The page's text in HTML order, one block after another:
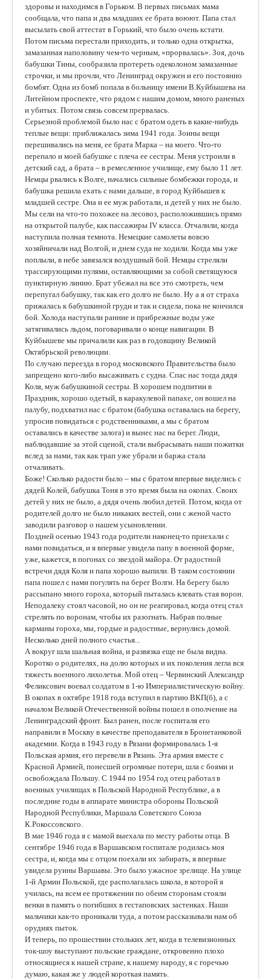
здоровы и находимся в Горьком. В первых письмах мама
сообщала, что папа и два младших ее брата воюют. Папа стал
высылать свой аттестат в Горький, что было очень кстати.
Потом письма перестали приходить, и только одна открытка,
замазанная наполовину чем-то черным, «прорвалась». Зоя, дочь
бабушки Тины, сообразила протереть одеколоном замазанные
строчки, и мы прочли, что Ленинград окружен и его постоянно
бомбят. Одна из бомб попала в больницу имени В.Куйбышева на
Литейном проспекте, что рядом с нашим домом, много раненых
и убитых. Потом связь совсем прервалась.
Серьезной проблемой было нас с братом одеть в какие-нибудь
теплые вещи: приближалась зима 1941 года. Зоины вещи
перешивались на меня, ее брата Марка – на моего. Что-то
перепало и моей бабушке с плеча ее сестры. Меня устроили в
детский сад, а брата – в ремесленное училище, ему было 11 лет.
Немцы рвались к Волге, начались сильные бомбежки города, и
бабушка решила ехать с нами дальше, в город Куйбышев к
младшей сестре. Она и ее муж работали, и детей у них не было.
Мы сели на что-то похожее на лесовоз, расположившись прямо
на открытой палубе, как пассажиры IV класса. Отчалили, когда
наступила полная темнота. Немецкие самолеты вовсю
хозяйничали над Волгой, и днем суда не ходили. Когда мы уже
поплыли, в небе завязался воздушный бой. Немцы стреляли
трассирующими пулями, оставляющими за собой светящуюся
пунктирную линию. Брат убежал на все это смотреть, чем
перепугал бабушку, так как его долго не было. Ну а я от страха
прижалась к бабушкиной груди и так и сидела, пока не кончился
бой. Холода наступали ранние и прибрежные воды уже
затягивались льдом, поговаривали о конце навигации. В
Куйбышеве мы причалили как раз в годовщину Великой
Октябрьской революции.
По случаю переезда в город московского Правительства было
запрещено кого-либо высаживать с судна. Спас нас тогда дядя
Коля, муж бабушкиной сестры. В хорошем подпитии в
Праздник, хорошо одетый, в каракулевой папахе, он вошел на
палубу, подхватил нас с братом (бабушка оставалась на берегу,
упросив повидаться с родственниками, а мы с братом
оставались в качестве залога) и вынес нас на берег. Люди,
наблюдавшие за этой сценой, стали выбрасывать наши пожитки
вслед за нами, так как трап уже убрали и баржа стала
отчаливать.
Боже! Сколько радости было – мы с братом впервые виделись с
дядей Колей, бабушка Тоня в это время была на окопах. Своих
детей у них не было, а дядя очень любил детей. Потом, когда от
родителей долго не было никаких вестей, они с женой часто
заводили разговор о нашем усыновлении.
Поздней осенью 1943 года родители наконец-то приехали с
нами повидаться, и я впервые увидела папу в военной форме,
уже, кажется, в погонах со звездой майора. От радостной
встречи дядя Коля и папа хорошо выпили. В таком состоянии
папа пошел с нами погулять на берег Волги. На берегу было
рассыпано много гороха, который пыталась клевать стая ворон.
Неподалеку стоял часовой, но он не реагировал, когда отец стал
стрелять по воронам, чтобы их разогнать. Набрав полные
карманы гороха, мы, гордые и радостные, вернулись домой.
Несколько дней полного счастья...
А вокруг шла шальная война, и развязка еще не была видна.
Коротко о родителях, на долю которых и их поколения легла вся
тяжесть военного лихолетья. Мой отец – Червинский Александр
Феликсович воевал солдатом в 1-ю Империалистическую войну.
В окопах в октябре 1918 года вступил в партию ВКП(б), а с
началом Великой Отечественной войны пошел в ополчение на
Ленинградский фронт. Был ранен, после госпиталя его
направили в Москву в качестве преподавателя в Бронетанковой
академии. Когда в 1943 году в Рязани формировалась 1-я
Польская армия, его перевели в Рязань. Эта армия вместе с
Красной Армией, понесшей огромные потери, шла с боями и
освобождала Польшу. С 1944 по 1954 год отец работал в
военных училищах в Польской Народной Республике, а в
последние годы в аппарате министра обороны Польской
Народной Республики, Маршала Советского Союза
К.Рокоссовского.
В мае 1946 года я с мамой выехала по месту работы отца. В
сентябре 1946 года в Варшавском госпитале родилась моя
сестра, и, когда мы с отцом поехали их забирать, я впервые
увидела руины Варшавы. Это было ужасное зрелище. На улице
1-й Армии Польской, где располагалась школа, в которой я
училась, на всем ее протяжении по обеим сторонам стояли
венки в память о погибших в гестаповских застенках. Наши
мальчики как-то проникали туда, а потом рассказывали нам об
орудиях пыток.
И теперь, по прошествии стольких лет, когда в телевизионных
ток-шоу выступают польские граждане, откровенно плохо
относящиеся к нашей стране, к нашему народу, я с горечью
думаю, какая же у людей короткая память.